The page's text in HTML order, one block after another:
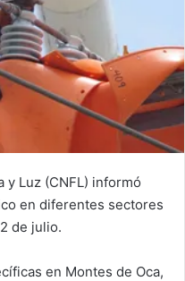
y Luz (CNFL) informó
en diferentes sectores
de julio.
en Montes de Oca,